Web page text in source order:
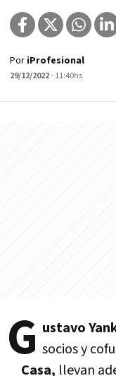
Por iProfesional
29/12/2022- 11:40hs
G ustavo
socios y
Casa, llevan